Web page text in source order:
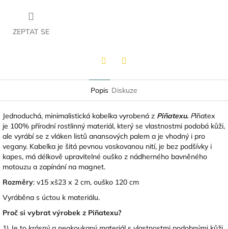
ZEPTAT SE
Popis Diskuze
Jednoduchá, minimalistická kabelka vyrobená z Piñatexu. Piñatex
je 100% přírodní rostlinný materiál, který se vlastnostmi podobá kůži,
ale vyrábí se z vláken listů anansových palem a je vhodný i pro
vegany. Kabelka je šitá pevnou voskovanou nití, je bez podšívky i
kapes, má délkově upravitelné ouško z nádherného bavněného
motouzu a zapínání na magnet.
Rozměry: v15 xš23 x 2 cm, ouško 120 cm
Vyráběna s úctou k materiálu.
Proč si vybrat výrobek z Piñatexu?